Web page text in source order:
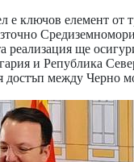
е ключов елемент от
реализация ще
и Република
достъп между Черно